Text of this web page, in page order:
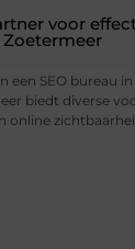
voor
een SEO bureau
biedt diverse
online